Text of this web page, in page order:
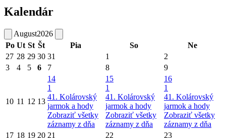
Kalendár
August2026
Po Ut St Št Pia So
Ne
27 28 29 30 31 1
2
3
4 5 6 7 8 9
10 11 12 13
14
1
41. Kolárovský
jarmok a hody
Zobraziť všetky
záznamy z dňa
15
1
41. Kolárovský
jarmok a hody
Zobraziť všetky
záznamy z dňa
16
1
41. Kolárovský
jarmok a hody
Zobraziť všetky
záznamy z dňa
17 18 19 20 21 22
23